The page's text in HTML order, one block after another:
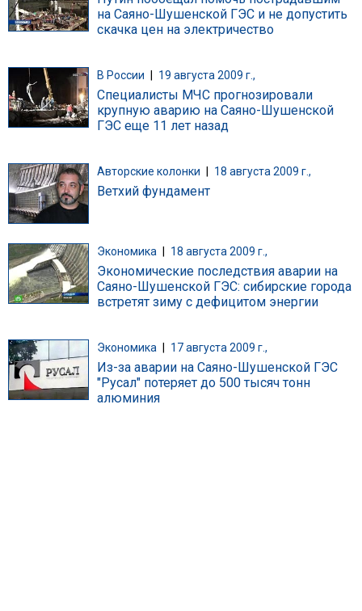
на Саяно-Шушенской ГЭС и не допустить
скачка цен на электричество
В России 19 августа 2009 г.,
Специалисты МЧС прогнозировали
крупную аварию на Саяно-Шушенской
ГЭС еще 11 лет назад
Авторские колонки 18 августа 2009 г.,
Ветхий фундамент
Экономика 18 августа 2009 г.,
Экономические последствия аварии на
Саяно-Шушенской ГЭС: сибирские города
встретят зиму с дефицитом энергии
Экономика 17 августа 2009 г.,
Из-за аварии на Саяно-Шушенской ГЭС
"Русал" потеряет до 500 тысяч тонн
алюминия